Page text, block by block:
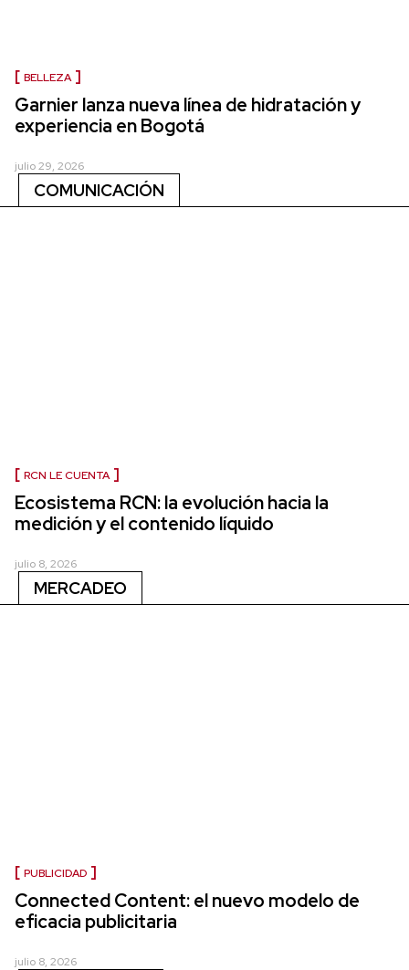
BELLEZA
Garnier lanza nueva línea de hidratación y
experiencia en Bogotá
julio 29, 2026
COMUNICACIÓN
RCN LE CUENTA
Ecosistema RCN: la evolución hacia la
medición y el contenido líquido
julio 8, 2026
MERCADEO
PUBLICIDAD
Connected Content: el nuevo modelo de
eficacia publicitaria
julio 8, 2026